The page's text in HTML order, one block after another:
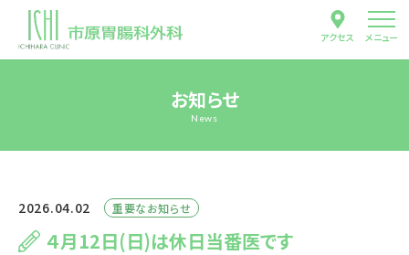
アクセス メニュー
お知らせ
News
2026.04.02 重要なお知らせ
４月12日(日)は休日当番医です